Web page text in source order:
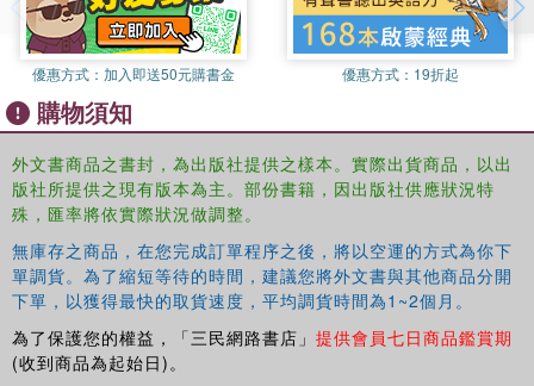
Become a pro at the spreadsheet and data analysis tool that’s
available as part of the Microsoft Office suite
Find time-tested and trusted advice from bestselling author and
expert Greg Harvey
Use Excel to streamline your processes and make your work life
easier than ever before
Written by a bestselling author and seasoned educator,
Excel 2019 For Dummiesmakes it easier than ever to get
everything out of this powerful data tool.
優惠方式： 加入即送50元購書金 優惠方式： 19折起
購物須知
外文書商品之書封，為出版社提供之樣本。實際出貨商品，以出
版社所提供之現有版本為主。部份書籍，因出版社供應狀況特
殊，匯率將依實際狀況做調整。
無庫存之商品，在您完成訂單程序之後，將以空運的方式為你下
單調貨。為了縮短等待的時間，建議您將外文書與其他商品分開
下單，以獲得最快的取貨速度，平均調貨時間為1~2個月。
為了保護您的權益，「三民網路書店」 提供會員七日商品鑑賞期
(收到商品為起始日)。